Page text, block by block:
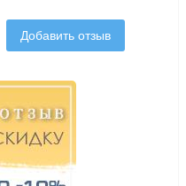
Добавить отзыв